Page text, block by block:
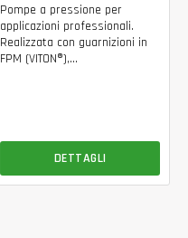
Pompe a pressione per
applicazioni professionali.
Realizzata con guarnizioni in
FPM (VITON®),...
DETTAGLI